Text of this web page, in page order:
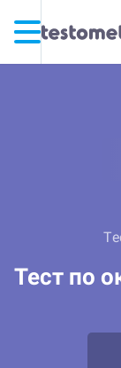
Тест по